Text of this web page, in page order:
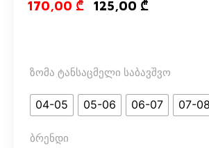
170,00 ₾ 125,00 ₾
ზომა ტანსაცმელი საბავშვო
04-05 05-06 06-07 07-08
ბრენდი